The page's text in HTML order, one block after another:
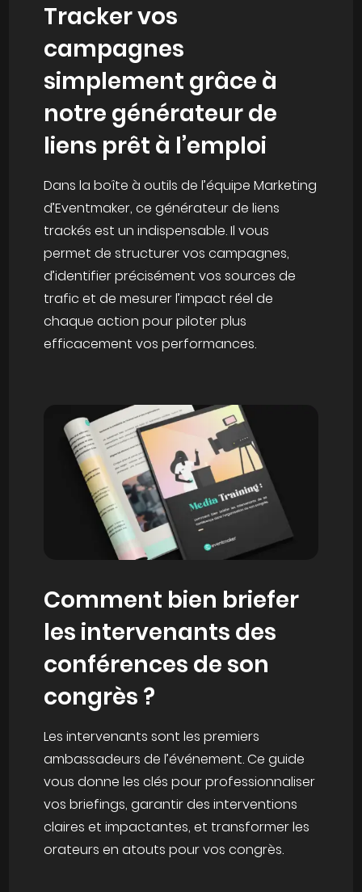
Tracker vos
campagnes
simplement grâce à
notre générateur de
liens prêt à l’emploi
Dans la boîte à outils de l’équipe Marketing
d’Eventmaker, ce générateur de liens
trackés est un indispensable. Il vous
permet de structurer vos campagnes,
d’identifier précisément vos sources de
trafic et de mesurer l’impact réel de
chaque action pour piloter plus
efficacement vos performances.
Comment bien briefer
les intervenants des
conférences de son
congrès ?
Les intervenants sont les premiers
ambassadeurs de l’événement. Ce guide
vous donne les clés pour professionnaliser
vos briefings, garantir des interventions
claires et impactantes, et transformer les
orateurs en atouts pour vos congrès.